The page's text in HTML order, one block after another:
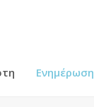
Ενημέρωση